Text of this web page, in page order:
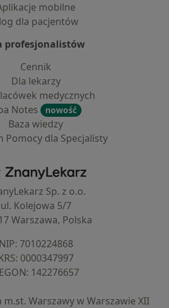
mobilne
dla pacjentów
profesjonalistów
Cennik
Dla lekarzy
medycznych
Notes
nowość
Baza wiedzy
Pomocy dla Specjalisty
ZnanyLekarz - Strona główna
Sp. z o.o.
ul. Kolejowa 5/7
Warszawa, Polska
NIP: ⁠7010224868
⁠0000347997
⁠142276657
m.st. Warszawy w Warszawie XII